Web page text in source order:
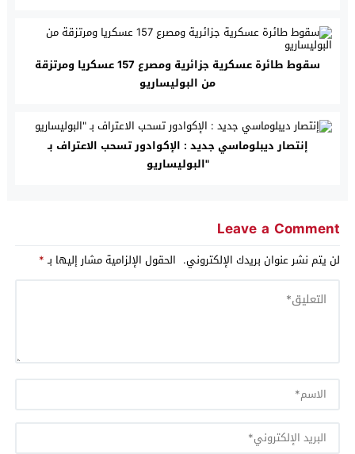
سقوط طائرة عسكرية جزائرية ومصرع 157 عسكريا ومرتزقة
من البوليساريو
إنتصار ديبلوماسي جديد : الإكوادور تسحب الاعتراف بـ
"البوليساريو
Leave a Comment
لن يتم نشر عنوان بريدك الإلكتروني. الحقول الإلزامية مشار إليها بـ*